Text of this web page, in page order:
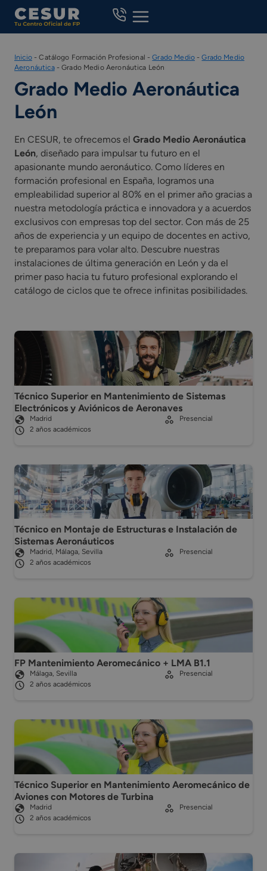
Skip
content
Inicio-Catálogo Formación Profesional -Grado Medio-Grado Medio
Aeronáutica-Grado Medio Aeronáutica León
Grado Medio Aeronáutica
León
En CESUR, te ofrecemos el Grado Medio Aeronáutica
León, diseñado para impulsar tu futuro en el
apasionante mundo aeronáutico. Como líderes en
formación profesional en España, logramos una
empleabilidad superior al 80% en el primer año gracias a
nuestra metodología práctica e innovadora y a acuerdos
exclusivos con empresas top del sector. Con más de 25
años de experiencia y un equipo de docentes en activo,
te preparamos para volar alto. Descubre nuestras
instalaciones de última generación en León y da el
primer paso hacia tu futuro profesional explorando el
catálogo de ciclos que te ofrece infinitas posibilidades.
Técnico Superior en Mantenimiento de Sistemas
Electrónicos y Aviónicos de Aeronaves
Madrid
2 años académicos
Presencial
Técnico en Montaje de Estructuras e Instalación de
Sistemas Aeronáuticos
Madrid, Málaga, Sevilla
2 años académicos
Presencial
FP Mantenimiento Aeromecánico + LMA B1.1
Málaga, Sevilla
2 años académicos
Presencial
Técnico Superior en Mantenimiento Aeromecánico de
Aviones con Motores de Turbina
Madrid
2 años académicos
Presencial